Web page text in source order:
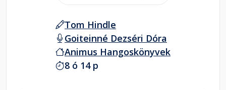
Tom Hindle
Goiteinné Dezséri Dóra
Animus Hangoskönyvek
8 ó 14 p